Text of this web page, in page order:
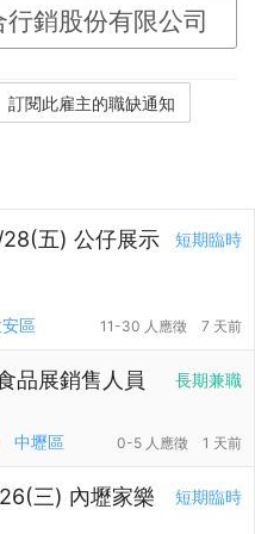
銷股份有限公司
短期臨時
五) 公仔展示
區 11-30 人應徵 7 天前
長期兼職
品展銷售人員
中壢區 0-5 人應徵 1 天前
短期臨時
三) 內壢家樂